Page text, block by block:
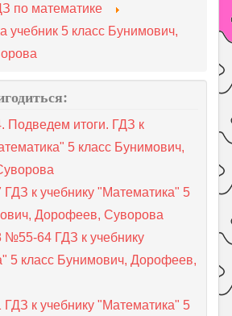
по математике
учебник 5 класс Бунимович,
Подведем итоги. ГДЗ к
5 класс Бунимович,
к учебнику "Математика" 5
Дорофеев, Суворова
№55-64 ГДЗ к учебнику
5 класс Бунимович, Дорофеев,
к учебнику "Математика" 5